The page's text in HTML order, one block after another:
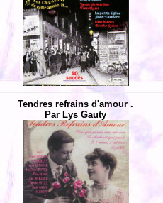
Tendres refrains d'amour .
Par Lys Gauty